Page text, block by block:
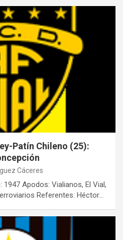
Patín Chileno (25):
Cáceres
Apodos: Vialianos, El Vial,
Referentes: Héctor…